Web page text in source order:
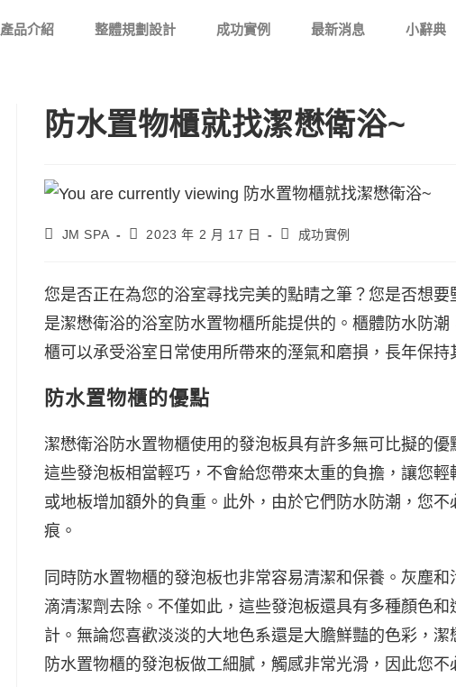
產品介紹 整體規劃設計 成功實例 最新消息 小辭典
防水置物櫃就找潔懋衛浴~
JM SPA 2023 年 2 月 17 日 成功實例
您是否正在為您的浴室尋找完美的點睛之筆？您是否想
是潔懋衛浴的浴室防水置物櫃所能提供的。櫃體防水防
櫃可以承受浴室日常使用所帶來的溼氣和磨損，長年保持
防水置物櫃的優點
潔懋衛浴防水置物櫃使用的發泡板具有許多無可比擬的
這些發泡板相當輕巧，不會給您帶來太重的負擔，讓您
或地板增加額外的負重。此外，由於它們防水防潮，您
痕。
同時防水置物櫃的發泡板也非常容易清潔和保養。灰塵
滴清潔劑去除。不僅如此，這些發泡板還具有多種顏色
計。無論您喜歡淡淡的大地色系還是大膽鮮豔的色彩，
防水置物櫃的發泡板做工細膩，觸感非常光滑，因此您不